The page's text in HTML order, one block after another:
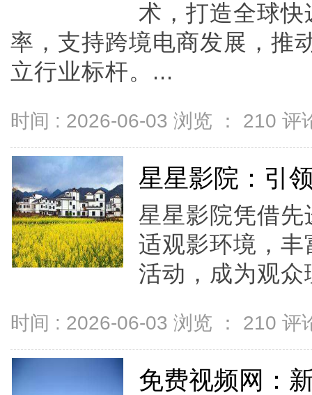
术，打造全球
率，支持跨境电商发展，推
立行业标杆。...
时间 : 2026-06-03 浏览 ： 210 评
星星影院：引
星星影院凭借
适观影环境，
活动，成为观
时间 : 2026-06-03 浏览 ： 210 评
免费视频网：